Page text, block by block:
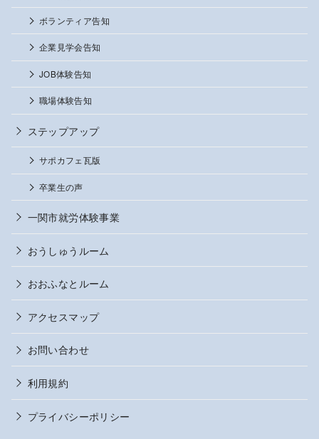
ボランティア告知
企業見学会告知
JOB体験告知
職場体験告知
ステップアップ
サポカフェ瓦版
卒業生の声
一関市就労体験事業
おうしゅうルーム
おおふなとルーム
アクセスマップ
お問い合わせ
利用規約
プライバシーポリシー